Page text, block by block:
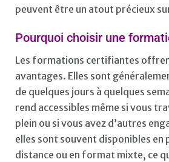
peuvent être un atout précieux
Pourquoi choisir une
Les formations certifiantes
avantages. Elles sont
de quelques jours à quelques
rend accessibles même si vous
plein ou si vous avez d’autres
elles sont souvent disponibles en
distance ou en format mixte, ce